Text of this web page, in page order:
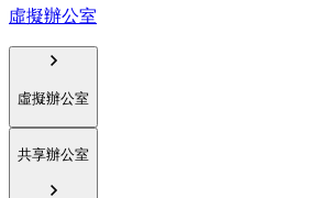
虛擬辦公室
虛擬辦公室
共享辦公室